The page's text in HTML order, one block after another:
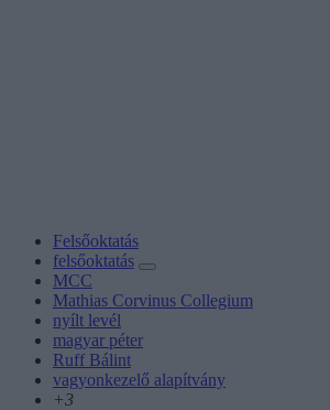
Felsőoktatás
felsőoktatás
MCC
Mathias Corvinus Collegium
nyílt levél
magyar péter
Ruff Bálint
vagyonkezelő alapítvány
+3